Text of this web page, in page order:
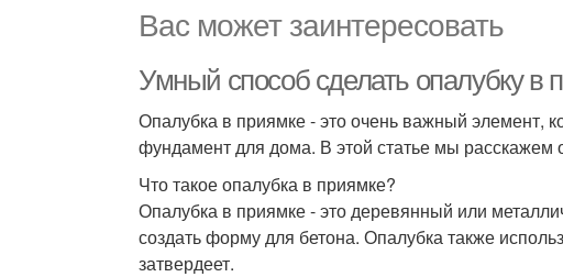
Вас может заинтересовать
Умный способ сделать опалубку в
Опалубка в приямке - это очень важный элемент,
фундамент для дома. В этой статье мы расскажем
Что такое опалубка в приямке?
Опалубка в приямке - это деревянный или
создать форму для бетона. Опалубка также
затвердеет.